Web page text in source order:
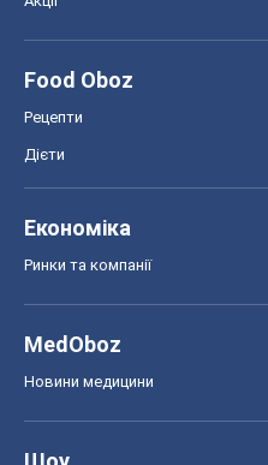
Food Oboz
Рецепти
Дієти
Економіка
Ринки та компанії
MedOboz
Новини медицини